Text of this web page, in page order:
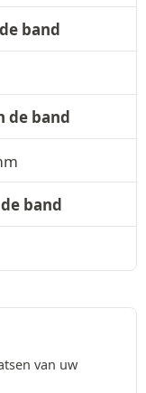
band
de band
band
van uw